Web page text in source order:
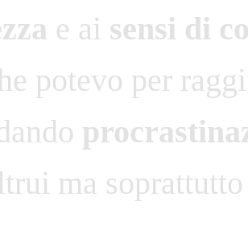
e ai sensi di
potevo per
ma